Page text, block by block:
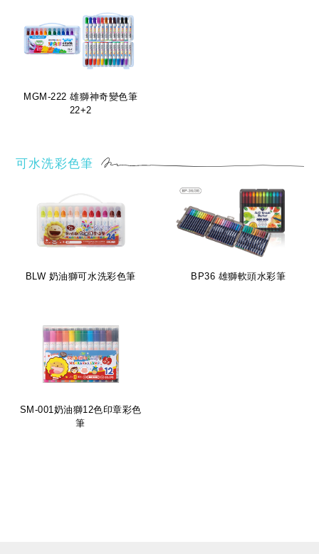
MGM-222 雄獅神奇變色筆
22+2
可水洗彩色筆
BLW 奶油獅可水洗彩色筆 BP36 雄獅軟頭水彩筆
SM-001奶油獅12色印章彩色
筆